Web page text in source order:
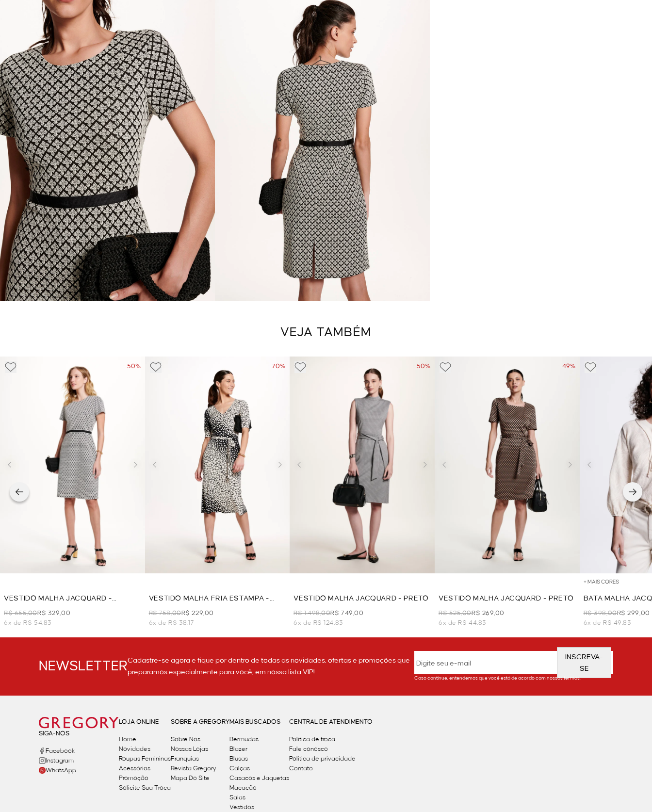
VEJA TAMBÉM
- 50%
VESTIDO MALHA JACQUARD -
PRETO/BRANCO
R$ 655,00R$ 329,00
6x de R$ 54,83
- 70%
VESTIDO MALHA FRIA ESTAMPA -
PRETO/BRANCO
R$ 758,00R$ 229,00
6x de R$ 38,17
- 50%
VESTIDO MALHA JACQUARD - PRETO
R$ 1.498,00R$ 749,00
6x de R$ 124,83
- 49%
VESTIDO MALHA JACQUARD - PRETO
R$ 525,00R$ 269,00
6x de R$ 44,83
+ MAIS CORES
BATA MALHA
WHITE
R$ 398,00R$ 299,00
6x de R$ 49,83
NEWSLETTERCadastre-se agora e fique por dentro de todas as novidades, ofertas e promoções que
preparamos especialmente para você, em nossa lista VIP!
INSCREVA-
SE
Caso continue, entendemos que você está de acordo com nossos termos.
SIGA-NOS
Facebook
Instagram
WhatsApp
LOJA ONLINE
Home
Novidades
Roupas Femininas
Acessórios
Promoção
Solicite Sua Troca
SOBRE A GREGORY
Sobre Nós
Nossas Lojas
Franquias
Revista Gregory
Mapa Do Site
MAIS BUSCADOS
Bermudas
Blazer
Blusas
Calças
Casacos e Jaquetas
Macacão
Saias
Vestidos
CENTRAL DE ATENDIMENTO
Política de troca
Fale conosco
Politica de privacidade
Contato